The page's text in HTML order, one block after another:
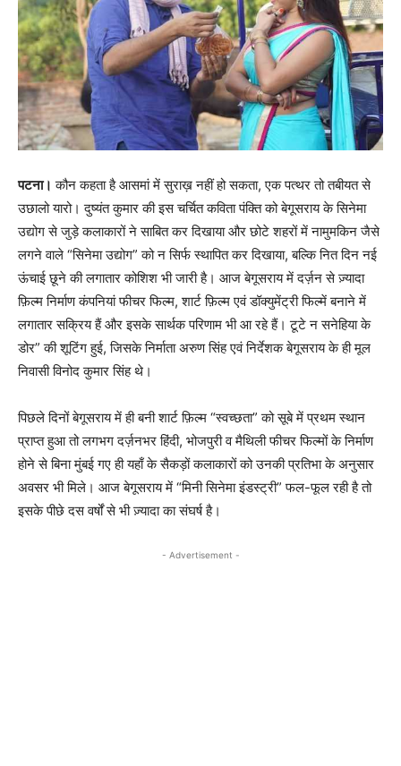
पटना। कौन कहता है आसमां में सुराख़ नहीं हो सकता, एक पत्थर तो तबीयत से
उछालो यारो। दुष्यंत कुमार की इस चर्चित कविता पंक्ति को बेगूसराय के सिनेमा
उद्योग से जुड़े कलाकारों ने साबित कर दिखाया और छोटे शहरों में नामुमकिन जैसे
लगने वाले “सिनेमा उद्योग” को न सिर्फ स्थापित कर दिखाया, बल्कि नित दिन नई
ऊंचाई छूने की लगातार कोशिश भी जारी है। आज बेगूसराय में दर्ज़न से ज़्यादा
फ़िल्म निर्माण कंपनियां फीचर फिल्म, शार्ट फ़िल्म एवं डॉक्युमेंट्री फिल्में बनाने में
लगातार सक्रिय हैं और इसके सार्थक परिणाम भी आ रहे हैं। टूटे न सनेहिया के
डोर” की शूटिंग हुई, जिसके निर्माता अरुण सिंह एवं निर्देशक बेगूसराय के ही मूल
निवासी विनोद कुमार सिंह थे।
पिछले दिनों बेगूसराय में ही बनी शार्ट फ़िल्म “स्वच्छता” को सूबे में प्रथम स्थान
प्राप्त हुआ तो लगभग दर्ज़नभर हिंदी, भोजपुरी व मैथिली फीचर फिल्मों के निर्माण
होने से बिना मुंबई गए ही यहाँ के सैकड़ों कलाकारों को उनकी प्रतिभा के अनुसार
अवसर भी मिले। आज बेगूसराय में “मिनी सिनेमा इंडस्ट्री” फल-फूल रही है तो
इसके पीछे दस वर्षों से भी ज़्यादा का संघर्ष है।
- Advertisement -